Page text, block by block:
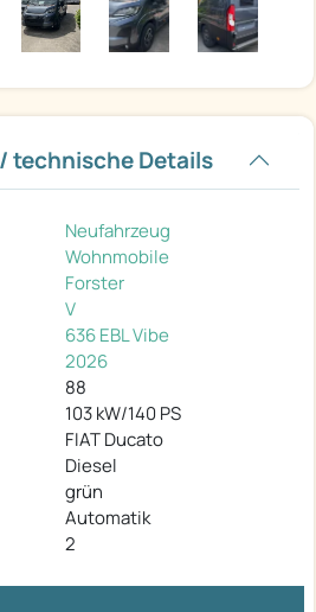
technische Details
Neufahrzeug
Wohnmobile
Forster
V
636 EBL Vibe
2026
88
103 kW/140 PS
FIAT Ducato
Diesel
grün
Automatik
2